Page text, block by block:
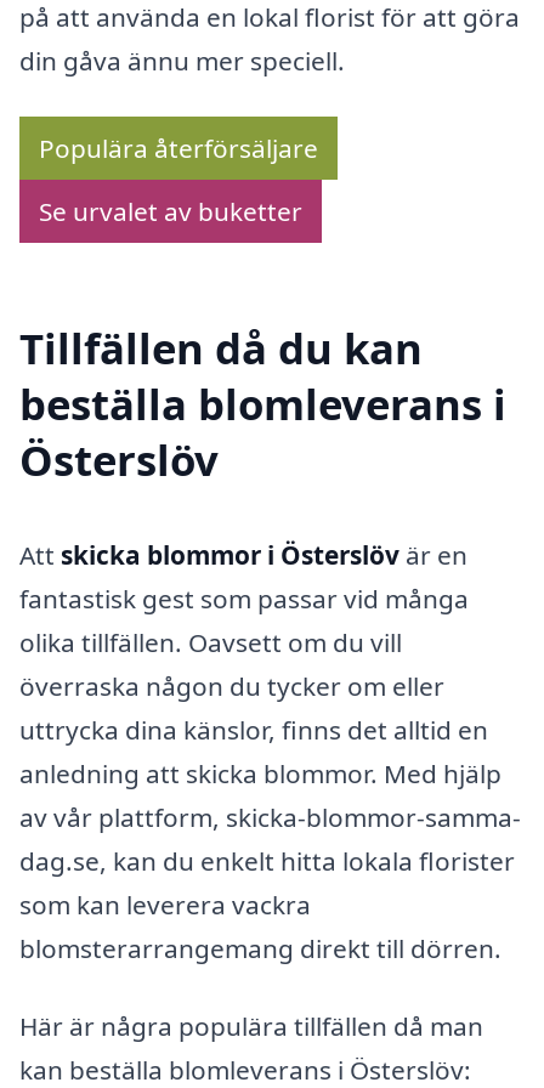
på att använda en lokal florist för att göra
din gåva ännu mer speciell.
Populära återförsäljare
Se urvalet av buketter
Tillfällen då du kan
beställa blomleverans i
Österslöv
Att skicka blommor i Österslöv är en
fantastisk gest som passar vid många
olika tillfällen. Oavsett om du vill
överraska någon du tycker om eller
uttrycka dina känslor, finns det alltid en
anledning att skicka blommor. Med hjälp
av vår plattform, skicka-blommor-samma-
dag.se, kan du enkelt hitta lokala florister
som kan leverera vackra
blomsterarrangemang direkt till dörren.
Här är några populära tillfällen då man
kan beställa blomleverans i Österslöv: